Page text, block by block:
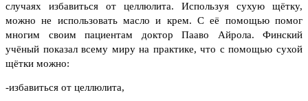
случаях избавиться от целлюлита. Используя сухую щётку,
можно не использовать масло и крем. С её помощью помог
многим своим пациентам доктор Пааво Айрола. Финский
учёный показал всему миру на практике, что с помощью сухой
щётки можно:
-избавиться от целлюлита,